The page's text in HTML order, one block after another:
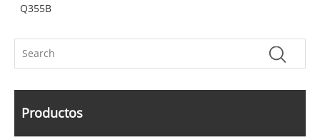
Q355B
Productos